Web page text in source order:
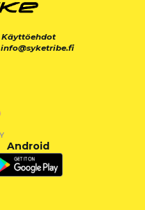
Käyttöehdot
info@syketribe.fi
Android